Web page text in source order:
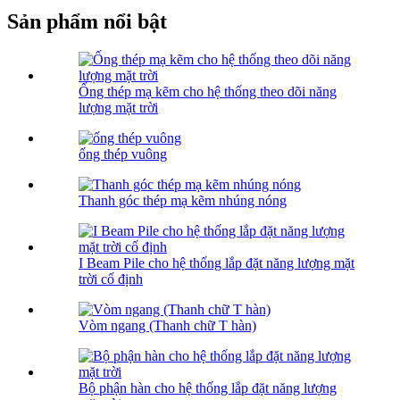
Sản phẩm nổi bật
Ống thép mạ kẽm cho hệ thống theo dõi năng
lượng mặt trời
ống thép vuông
Thanh góc thép mạ kẽm nhúng nóng
I Beam Pile cho hệ thống lắp đặt năng lượng mặt
trời cố định
Vòm ngang (Thanh chữ T hàn)
Bộ phận hàn cho hệ thống lắp đặt năng lượng